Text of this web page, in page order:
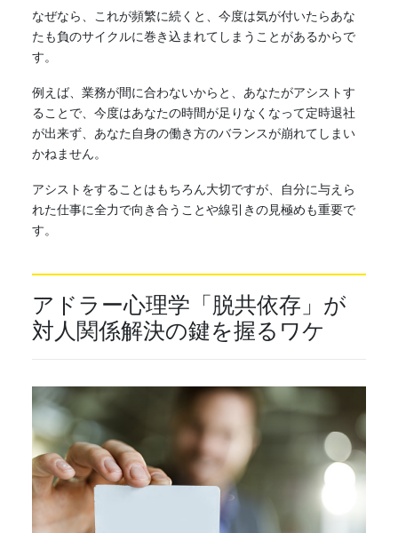
なぜなら、これが頻繁に続くと、今度は気が付いたらあな
たも負のサイクルに巻き込まれてしまうことがあるからで
す。
例えば、業務が間に合わないからと、あなたがアシストす
ることで、今度はあなたの時間が足りなくなって定時退社
が出来ず、あなた自身の働き方のバランスが崩れてしまい
かねません。
アシストをすることはもちろん大切ですが、自分に与えら
れた仕事に全力で向き合うことや線引きの見極めも重要で
す。
アドラー心理学「脱共依存」が
対人関係解決の鍵を握るワケ